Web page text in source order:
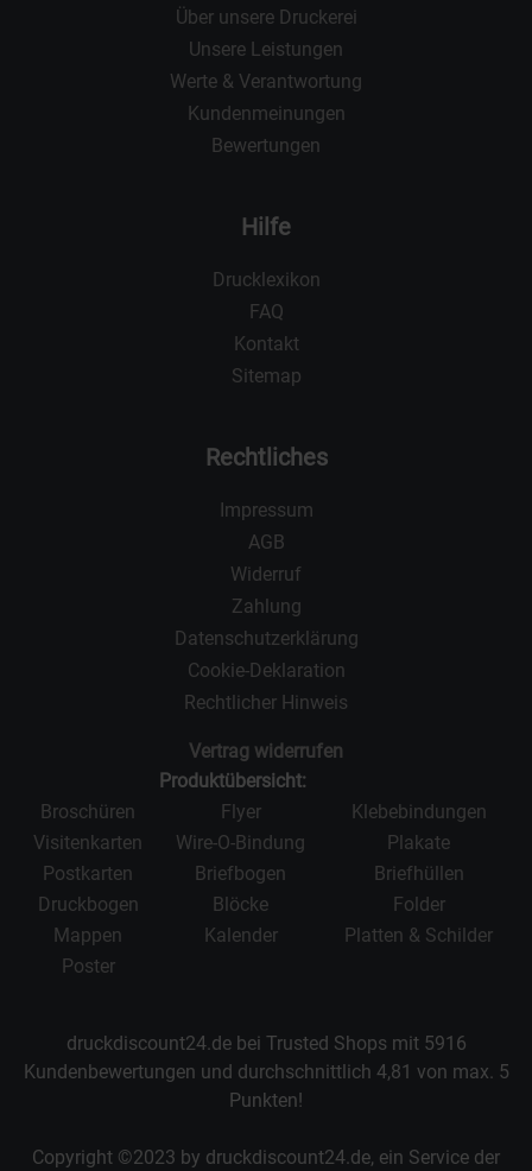
Über unsere Druckerei
Unsere Leistungen
Werte & Verantwortung
Kundenmeinungen
Bewertungen
Hilfe
Drucklexikon
FAQ
Kontakt
Sitemap
Rechtliches
Impressum
AGB
Widerruf
Zahlung
Datenschutzerklärung
Cookie-Deklaration
Rechtlicher Hinweis
Vertrag widerrufen
Produktübersicht:
Broschüren
Flyer
Klebebindungen
Visitenkarten
Wire-O-Bindung
Plakate
Postkarten
Briefbogen
Briefhüllen
Druckbogen
Blöcke
Folder
Mappen
Kalender
Platten & Schilder
Poster
druckdiscount24.de bei Trusted Shops mit 5916
Kundenbewertungen und durchschnittlich 4,81 von max. 5
Punkten!
Copyright ©2023 by druckdiscount24.de, ein Service der